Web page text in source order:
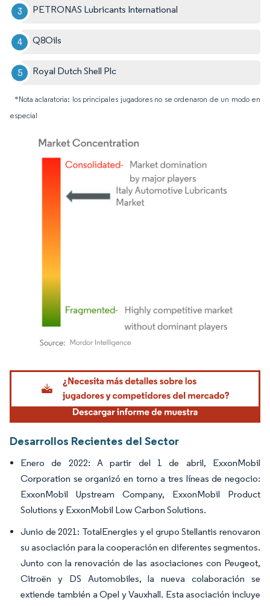
PETRONAS Lubricants International
Q8Oils
Royal Dutch Shell Plc
*Nota aclaratoria: los principales jugadores no se ordenaron de un modo en
especial
Imagen © Mordor Intelligence. El uso requiere atribución según CC BY 4.0.
Desarrollos Recientes del Sector
Enero de 2022: A partir del 1 de abril, ExxonMobil
Corporation se organizó en torno a tres líneas de negocio:
ExxonMobil Upstream Company, ExxonMobil Product
Solutions y ExxonMobil Low Carbon Solutions.
Junio de 2021: TotalEnergies y el grupo Stellantis renovaron
su asociación para la cooperación en diferentes segmentos.
Junto con la renovación de las asociaciones con Peugeot,
Citroën y DS Automobiles, la nueva colaboración se
extiende también a Opel y Vauxhall. Esta asociación incluye